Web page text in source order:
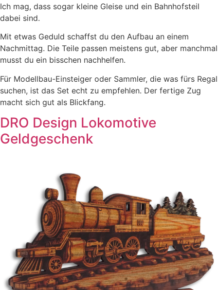
Ich mag, dass sogar kleine Gleise und ein Bahnhofsteil
dabei sind.
Mit etwas Geduld schaffst du den Aufbau an einem
Nachmittag. Die Teile passen meistens gut, aber manchmal
musst du ein bisschen nachhelfen.
Für Modellbau-Einsteiger oder Sammler, die was fürs Regal
suchen, ist das Set echt zu empfehlen. Der fertige Zug
macht sich gut als Blickfang.
DRO Design Lokomotive
Geldgeschenk